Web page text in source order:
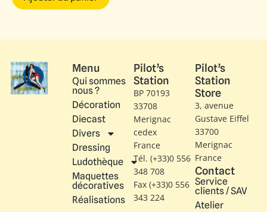
Menu
Qui sommes
nous ?
Décoration
Diecast
Divers
Dressing
Ludothèque
Maquettes
décoratives
Réalisations
Pilot’s
Station
BP 70193
33708
Merignac
cedex
France
Tél. (+33)0 556
348 708
Fax (+33)0 556
343 224
Pilot’s
Station
Store
3, avenue
Gustave Eiffel​
33700
Merignac
France
Contact
Service
clients / SAV
Atelier